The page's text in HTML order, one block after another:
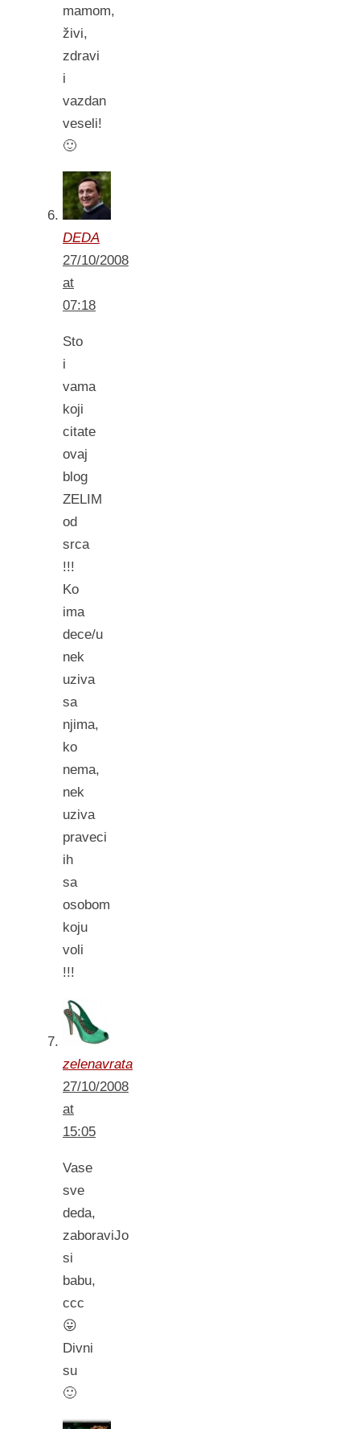
mamom,
živi,
zdravi
i
vazdan
veseli!
🙂
DEDA
27/10/2008
at
07:18
Sto
i
vama
koji
citate
ovaj
blog
ZELIM
od
srca
!!!
Ko
ima
dece/u
nek
uziva
sa
njima,
ko
nema,
nek
uziva
praveci
ih
sa
osobom
koju
voli
!!!
zelenavrata
27/10/2008
at
15:05
Vase
sve
deda,
zaboraviJo
si
babu,
ccc
😛
Divni
su
🙂